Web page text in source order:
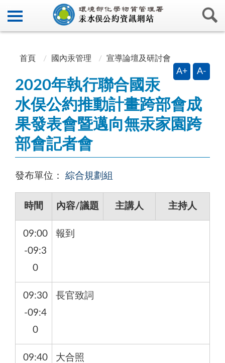
首頁 國內汞管理 宣導論壇及研討會
A+ A-
2020年執行聯合國汞
水俣公約推動計畫跨部會成
果發表會暨邁向無汞家園跨
部會記者會
發布單位： 綜合規劃組
時間 內容/議題 主講人 主持人
09:00
-09:3
0
報到
09:30
-09:4
0
長官致詞
09:40
大合照